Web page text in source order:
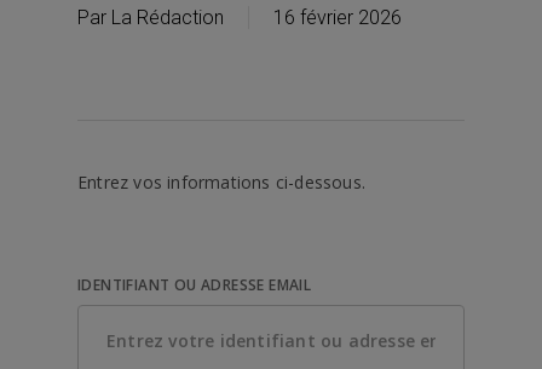
Par La Rédaction 16 février 2026
Entrez vos informations ci-dessous.
IDENTIFIANT OU ADRESSE EMAIL